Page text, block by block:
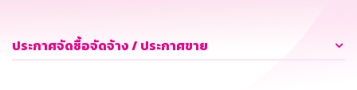
ประกาศจัดซื้อจัดจ้าง / ประกาศขาย